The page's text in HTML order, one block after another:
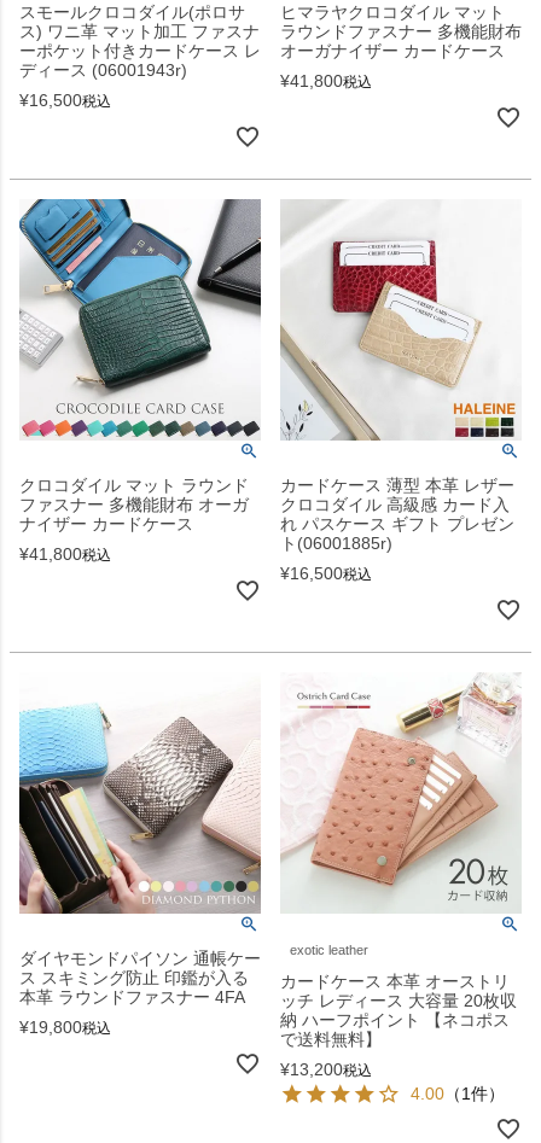
スモールクロコダイル(ポロサ
ス) ワニ革 マット加工 ファスナ
ーポケット付きカードケース レ
ディース (06001943r)
¥16,500税込
ヒマラヤクロコダイル マット
ラウンドファスナー 多機能財布
オーガナイザー カードケース
¥41,800税込
クロコダイル マット ラウンド
ファスナー 多機能財布 オーガ
ナイザー カードケース
¥41,800税込
カードケース 薄型 本革 レザー
クロコダイル 高級感 カード入
れ パスケース ギフト プレゼン
ト(06001885r)
¥16,500税込
ダイヤモンドパイソン 通帳ケー
ス スキミング防止 印鑑が入る
本革 ラウンドファスナー 4FA
¥19,800税込
exotic leather
カードケース 本革 オーストリ
ッチ レディース 大容量 20枚収
納 ハーフポイント 【ネコポス
で送料無料】
¥13,200税込
4.00 （1件）